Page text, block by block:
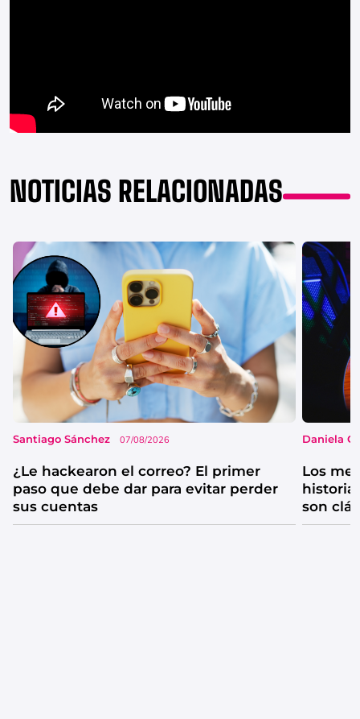
NOTICIAS RELACIONADAS
Santiago Sánchez 07/08/2026
¿Le hackearon el correo? El primer
paso que debe dar para evitar perder
sus cuentas
Daniela
Los
historia
son